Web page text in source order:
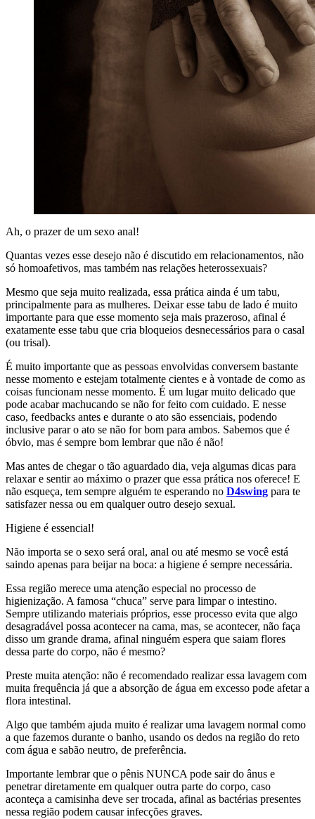
Ah, o prazer de um sexo anal!
Quantas vezes esse desejo não é discutido em relacionamentos, não
só homoafetivos, mas também nas relações heterossexuais?
Mesmo que seja muito realizada, essa prática ainda é um tabu,
principalmente para as mulheres. Deixar esse tabu de lado é muito
importante para que esse momento seja mais prazeroso, afinal é
exatamente esse tabu que cria bloqueios desnecessários para o casal
(ou trisal).
É muito importante que as pessoas envolvidas conversem bastante
nesse momento e estejam totalmente cientes e à vontade de como as
coisas funcionam nesse momento. É um lugar muito delicado que
pode acabar machucando se não for feito com cuidado. E nesse
caso, feedbacks antes e durante o ato são essenciais, podendo
inclusive parar o ato se não for bom para ambos. Sabemos que é
óbvio, mas é sempre bom lembrar que não é não!
Mas antes de chegar o tão aguardado dia, veja algumas dicas para
relaxar e sentir ao máximo o prazer que essa prática nos oferece! E
não esqueça, tem sempre alguém te esperando no D4swing para te
satisfazer nessa ou em qualquer outro desejo sexual.
Higiene é essencial!
Não importa se o sexo será oral, anal ou até mesmo se você está
saindo apenas para beijar na boca: a higiene é sempre necessária.
Essa região merece uma atenção especial no processo de
higienização. A famosa “chuca” serve para limpar o intestino.
Sempre utilizando materiais próprios, esse processo evita que algo
desagradável possa acontecer na cama, mas, se acontecer, não faça
disso um grande drama, afinal ninguém espera que saiam flores
dessa parte do corpo, não é mesmo?
Preste muita atenção: não é recomendado realizar essa lavagem com
muita frequência já que a absorção de água em excesso pode afetar a
flora intestinal.
Algo que também ajuda muito é realizar uma lavagem normal como
a que fazemos durante o banho, usando os dedos na região do reto
com água e sabão neutro, de preferência.
Importante lembrar que o pênis NUNCA pode sair do ânus e
penetrar diretamente em qualquer outra parte do corpo, caso
aconteça a camisinha deve ser trocada, afinal as bactérias presentes
nessa região podem causar infecções graves.